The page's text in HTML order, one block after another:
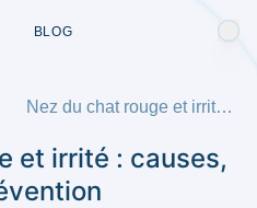
BLOG
Nez du chat rouge et irrité : causes, traitements et prévention
et irrité : causes,